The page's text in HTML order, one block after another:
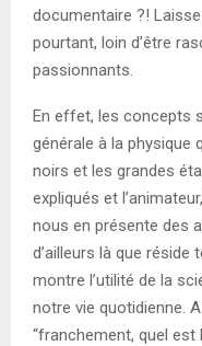
documentaire ?!
pourtant, loin d’être
passionnants.
En effet, les concepts
générale à la physique
noirs et les grandes
expliqués et
nous en présente des
d’ailleurs là que réside
montre l’utilité de la
notre vie quotidienne.
“franchement, quel est